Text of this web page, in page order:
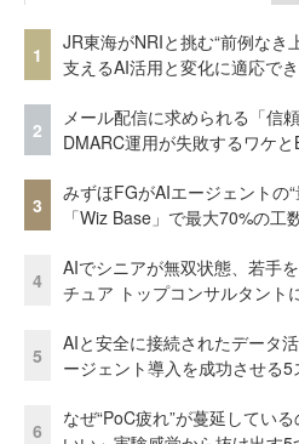
1
JR東海がNRIと挑む“前例な
支えるAI活用と変化に適応で
2
メール配信に求められる「信
DMARC運用が失敗するワケ
3
みずほFGがAIエージェント
「Wiz Base」で最大70%の工
4
AIでシニアが無双状態、若手
チュア トップコンサルタント
5
AIと安全に接続されたデータ
ージェント導入を成功させる5
6
なぜ“PoC疲れ”が蔓延してい